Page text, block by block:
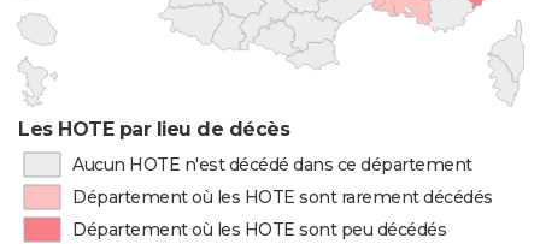
Les HOTE par lieu de décès
Aucun HOTE n'est décédé dans ce département
Département où les HOTE sont rarement décédés
Département où les HOTE sont peu décédés